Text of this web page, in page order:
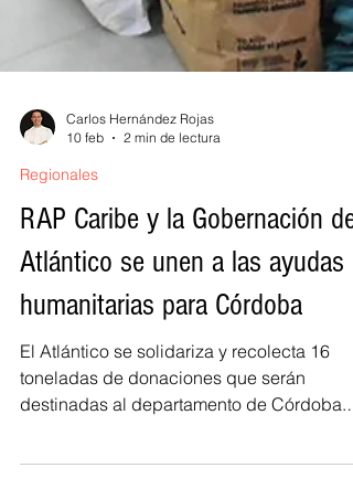
10 feb
2 min de lectura
Regionales
RAP Caribe y la Gobernación del
humanitarias para Córdoba